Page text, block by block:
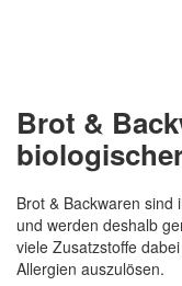
Quickview
Brot &
Brot & Backwaren sind
und werden deshalb
viele Zusatzstoffe
Allergien auszulösen.